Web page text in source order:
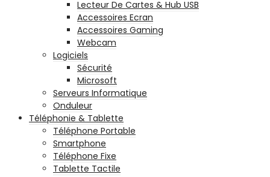
Lecteur De Cartes & Hub USB
Accessoires Ecran
Accessoires Gaming
Webcam
Logiciels
Sécurité
Microsoft
Serveurs Informatique
Onduleur
Téléphonie & Tablette
Téléphone Portable
Smartphone
Téléphone Fixe
Tablette Tactile